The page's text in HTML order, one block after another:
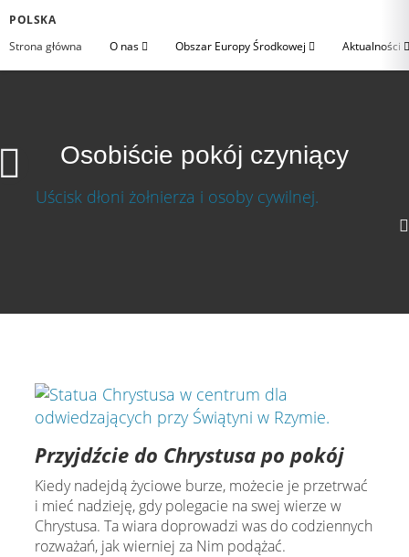
POLSKA
Strona główna
O nas Obszar Europy Środkowej Aktualności
Osobiście pokój czyniący
Przyjdźcie do Chrystusa po pokój
Kiedy nadejdą życiowe burze, możecie je przetrwać
i mieć nadzieję, gdy polegacie na swej wierze w
Chrystusa. Ta wiara doprowadzi was do codziennych
rozważań, jak wierniej za Nim podążać.